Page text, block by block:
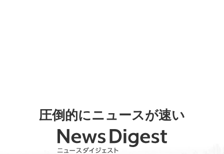
圧倒的にニュースが速い